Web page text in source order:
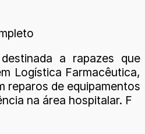
a rapazes que
Logística Farmacêutica,
reparos de equipamentos
na área hospitalar. F